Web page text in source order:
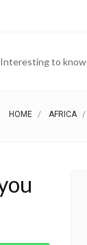
Interesting to know
HOME AFRICA